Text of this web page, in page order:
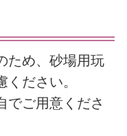
ため、砂場用玩
ださい。
でご用意くださ